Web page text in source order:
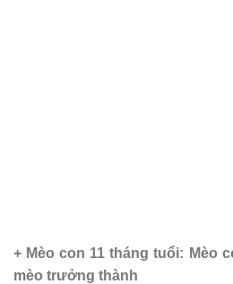
+ Mèo con 11 tháng tuổi: Mèo
mèo trưởng thành